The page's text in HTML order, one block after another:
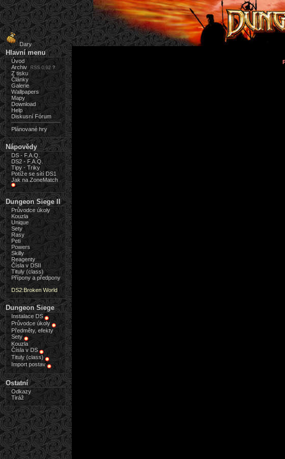
Dary
Hlavní menu
Úvod
Archiv
RSS 0.92 ?
Z tisku
Články
Galerie
Wallpapers
Mapy
Download
Help
Diskusní Fórum
Plánované hry
Nápovědy
DS - F.A.Q.
DS2 - F.A.Q.
Tipy - Triky
Potíže se sítí DS1
Jak na ZoneMatch
Dungeon Siege II
Průvodce úkoly
Kouzla
Unique
Sety
Rasy
Peti
Powers
Skilly
Reagenty
Čísla v DSII
Tituly (class)
Přípony a předpony
DS2:Broken World
Dungeon Siege
Instalace DS
Průvodce úkoly
Předměty, efekty
Sety
Kouzla
Čísla v DS
Tituly (class)
Import postav
Ostatní
Odkazy
Tiráž